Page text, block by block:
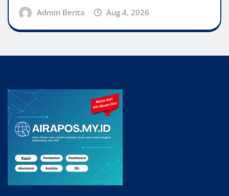
Admin Berita Aug 4, 2026